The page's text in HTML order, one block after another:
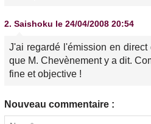
2. Saishoku le 24/04/2008 20:54
J'ai regardé l'émission en
que M. Chevènement y a dit.
fine et objective !
Nouveau commentaire :